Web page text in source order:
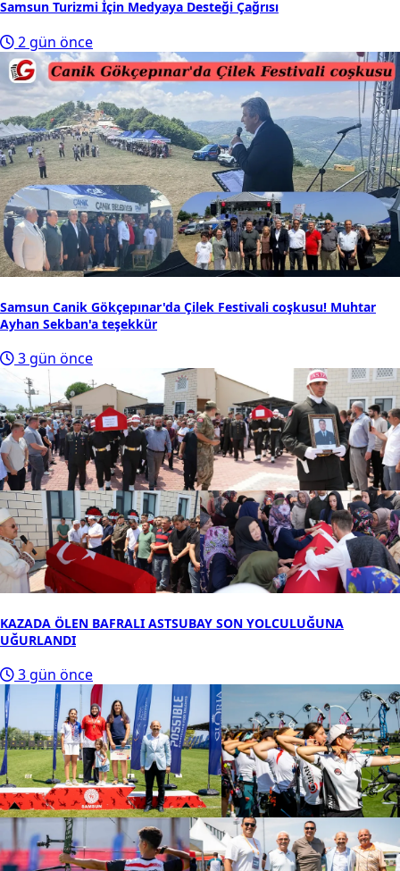
Samsun Turizmi İçin Medyaya Desteği Çağrısı
2 gün önce
Samsun Canik Gökçepınar'da Çilek Festivali coşkusu! Muhtar
Ayhan Sekban'a teşekkür
3 gün önce
KAZADA ÖLEN BAFRALI ASTSUBAY SON YOLCULUĞUNA
UĞURLANDI
3 gün önce